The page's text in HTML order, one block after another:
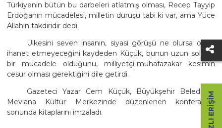
Türkiyenin bütün bu darbeleri atlatmış olması, Recep Tayyip
Erdoğanın mücadelesi, milletin duruşu tabi ki var, ama Yüce
Allahın takdiridir dedi.
Ülkesini seven insanın, siyasi görüşü ne olursa olsun
ihanet etmeyeceğini kaydeden Küçük, bunun uzun soluklu
bir mücadele olduğunu, milliyetçi-muhafazakar kesimin
cesur olması gerektiğini dile getirdi.
Gazeteci Yazar Cem Küçük, Büyükşehir Belediyesi
Mevlana Kültür Merkezinde düzenlenen konferansın
sonunda kitaplarını imzaladı.
HIZLI ERIŞIM